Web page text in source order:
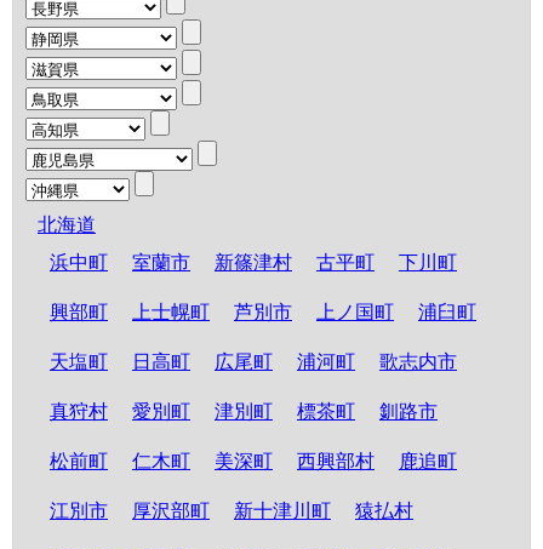
北海道
浜中町
室蘭市 新篠津村 古平町 下川町
興部町 上士幌町 芦別市 上ノ国町 浦臼町
天塩町 日高町 広尾町 浦河町 歌志内市
真狩村 愛別町 津別町 標茶町 釧路市
松前町 仁木町 美深町 西興部村 鹿追町
江別市 厚沢部町 新十津川町 猿払村